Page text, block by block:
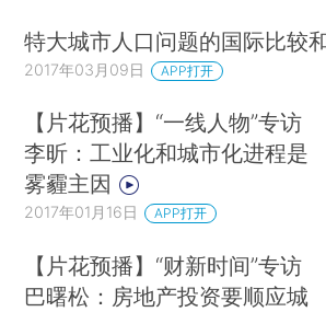
特大城市人口问题的国际比较
2017年03月09日 APP打开
【片花预播】“一线人物”专访
李昕：工业化和城市化进程是
雾霾主因
2017年01月16日 APP打开
【片花预播】“财新时间”专访
巴曙松：房地产投资要顺应城